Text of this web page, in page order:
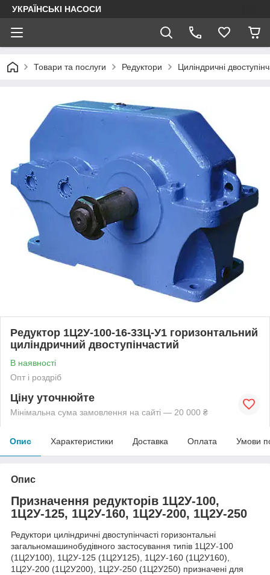
УКРАЇНСЬКІ НАСОСИ
Товари та послуги Редуктори Циліндричні
Редуктор 1Ц2У-100-16-33Ц-У1 горизонтальний
циліндричний двоступінчастий
В наявності
Опт і роздріб
Ціну уточнюйте
Мінімальна сума замовлення на сайті — 20 000 ₴
Опис Характеристики Доставка Оплата Умови
Опис
Призначення редукторів 1Ц2У-100,
1Ц2У-125, 1Ц2У-160, 1Ц2У-200, 1Ц2У-250
Редуктори циліндричні двоступінчасті горизонтальні
загальномашинобудівного застосування типів 1Ц2У-100
(1Ц2У100), 1Ц2У-125 (1Ц2У125), 1Ц2У-160 (1Ц2У160),
1Ц2У-200 (1Ц2У200), 1Ц2У-250 (1Ц2У250) призначені для